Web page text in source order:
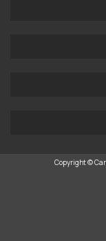
Copyright ©